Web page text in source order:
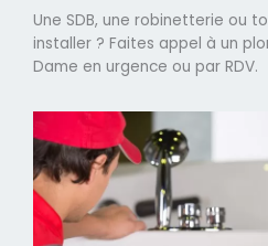
Une SDB, une robinetterie ou
installer ? Faites appel à un
Dame en urgence ou par RDV.